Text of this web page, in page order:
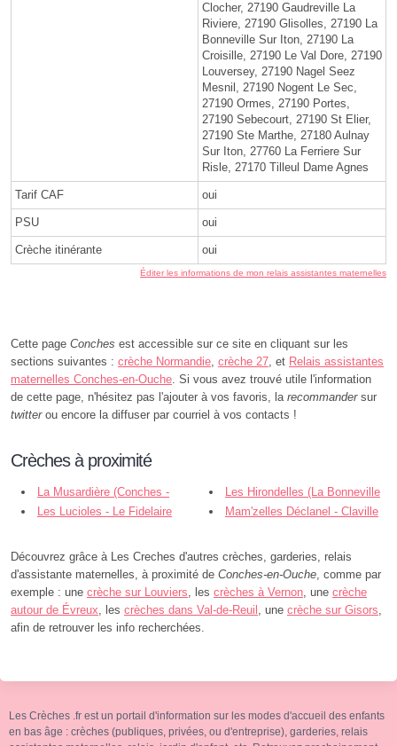
Clocher, 27190 Gaudreville La
Riviere, 27190 Glisolles, 27190 La
Bonneville Sur Iton, 27190 La
Croisille, 27190 Le Val Dore, 27190
Louversey, 27190 Nagel Seez
Mesnil, 27190 Nogent Le Sec,
27190 Ormes, 27190 Portes,
27190 Sebecourt, 27190 St Elier,
27190 Ste Marthe, 27180 Aulnay
Sur Iton, 27760 La Ferriere Sur
Risle, 27170 Tilleul Dame Agnes
Tarif CAF oui
PSU oui
Crèche itinérante oui
Éditer les informations de mon relais assistantes maternelles
Cette page Conches est accessible sur ce site en cliquant sur les
sections suivantes : crèche Normandie, crèche 27, et Relais assistantes
maternelles Conches-en-Ouche. Si vous avez trouvé utile l'information
de cette page, n'hésitez pas l'ajouter à vos favoris, la recommandersur
twitterou encore la diffuser par courriel à vos contacts !
Crèches à proximité
La Musardière (Conches -
Conches-en-Ouche
Les Hirondelles (La Bonneville
- La Bonneville-sur-Iton
Les Lucioles - Le Fidelaire Mam'zelles Déclanel - Claville
Découvrez grâce à Les Creches d'autres crèches, garderies, relais
d'assistante maternelles, à proximité de Conches-en-Ouche, comme par
exemple : une crèche sur Louviers, les crèches à Vernon, une crèche
autour de Évreux, les crèches dans Val-de-Reuil , une crèche sur Gisors,
afin de retrouver les info recherchées.
Les Crèches .fr est un portail d'information sur les modes d'accueil des enfants
en bas âge : crèches (publiques, privées, ou d'entreprise), garderies, relais